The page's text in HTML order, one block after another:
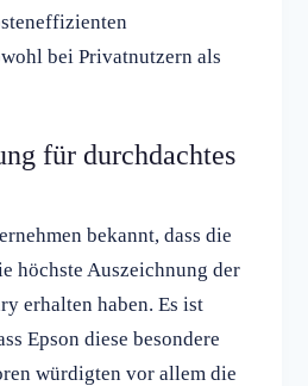
bei Privatnutzern als
für durchdachtes
bekannt, dass die
höchste Auszeichnung der
erhalten haben. Es ist
Epson diese besondere
würdigten vor allem die